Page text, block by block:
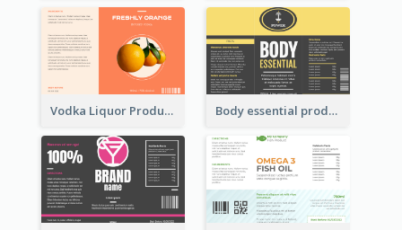
Vodka Liquor Product Label Body essential product label